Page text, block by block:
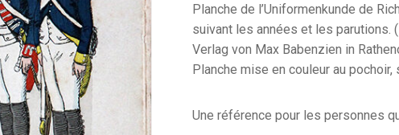
Planche de l’Uniformenkunde de
suivant les années et les parutions.
Verlag von Max Babenzien in
Planche mise en couleur au
Une référence pour les personnes